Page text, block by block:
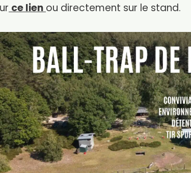
ce lien ou directement sur le stand.